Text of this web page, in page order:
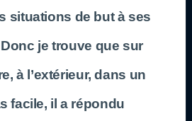
situations de but à ses
je trouve que sur
à l’extérieur, dans un
facile, il a répondu